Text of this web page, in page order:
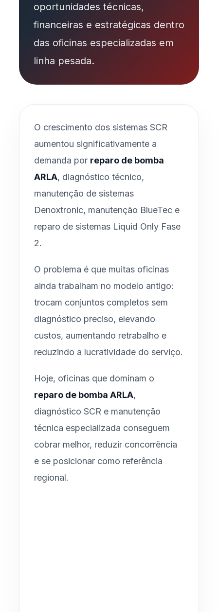
oportunidades técnicas,
financeiras e estratégicas dentro
das oficinas especializadas em
linha pesada.
O crescimento dos sistemas SCR
aumentou significativamente a
demanda por reparo de bomba
ARLA, diagnóstico técnico,
manutenção de sistemas
Denoxtronic, manutenção BlueTec e
reparo de sistemas Liquid Only Fase
2.
O problema é que muitas oficinas
ainda trabalham no modelo antigo:
trocam conjuntos completos sem
diagnóstico preciso, elevando
custos, aumentando retrabalho e
reduzindo a lucratividade do serviço.
Hoje, oficinas que dominam o
reparo de bomba ARLA,
diagnóstico SCR e manutenção
técnica especializada conseguem
cobrar melhor, reduzir concorrência
e se posicionar como referência
regional.